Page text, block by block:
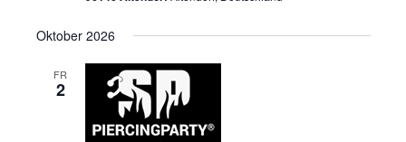
Oktober 2026
FR
2